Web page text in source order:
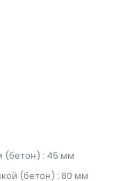
(бетон) : 45 мм
(бетон) : 80 мм